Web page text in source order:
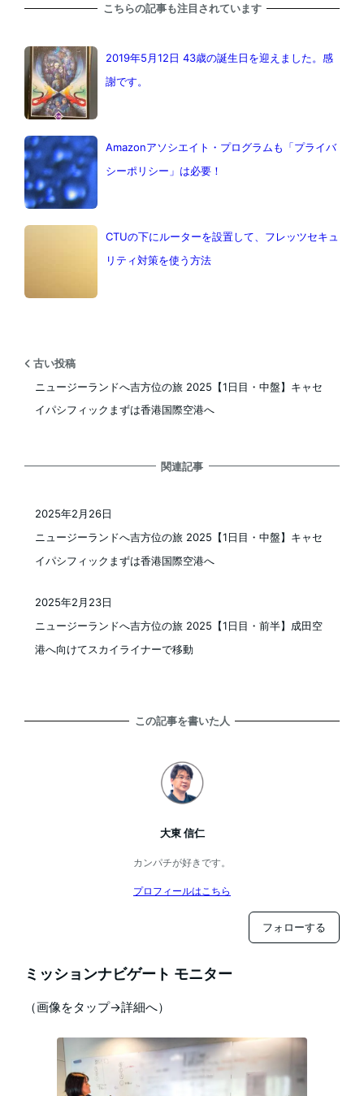
こちらの記事も注目されています
2019年5月12日 43歳の誕生日を迎えました。感
謝です。
Amazonアソシエイト・プログラムも「プライバ
シーポリシー」は必要！
CTUの下にルーターを設置して、フレッツセキュ
リティ対策を使う方法
古い投稿
ニュージーランドへ吉方位の旅 2025【1日目・中盤】キャセ
イパシフィックまずは香港国際空港へ
関連記事
ニュージーランドへ吉方位の旅 2025【1日目・中盤】キャセ
イパシフィックまずは香港国際空港へ
2025年2月26日
ニュージーランドへ吉方位の旅 2025【1日目・前半】成田空
港へ向けてスカイライナーで移動
2025年2月23日
この記事を書いた人
大東 信仁
カンパチが好きです。
プロフィールはこちら
フォローする
ミッションナビゲート モニター
（画像をタップ→詳細へ）